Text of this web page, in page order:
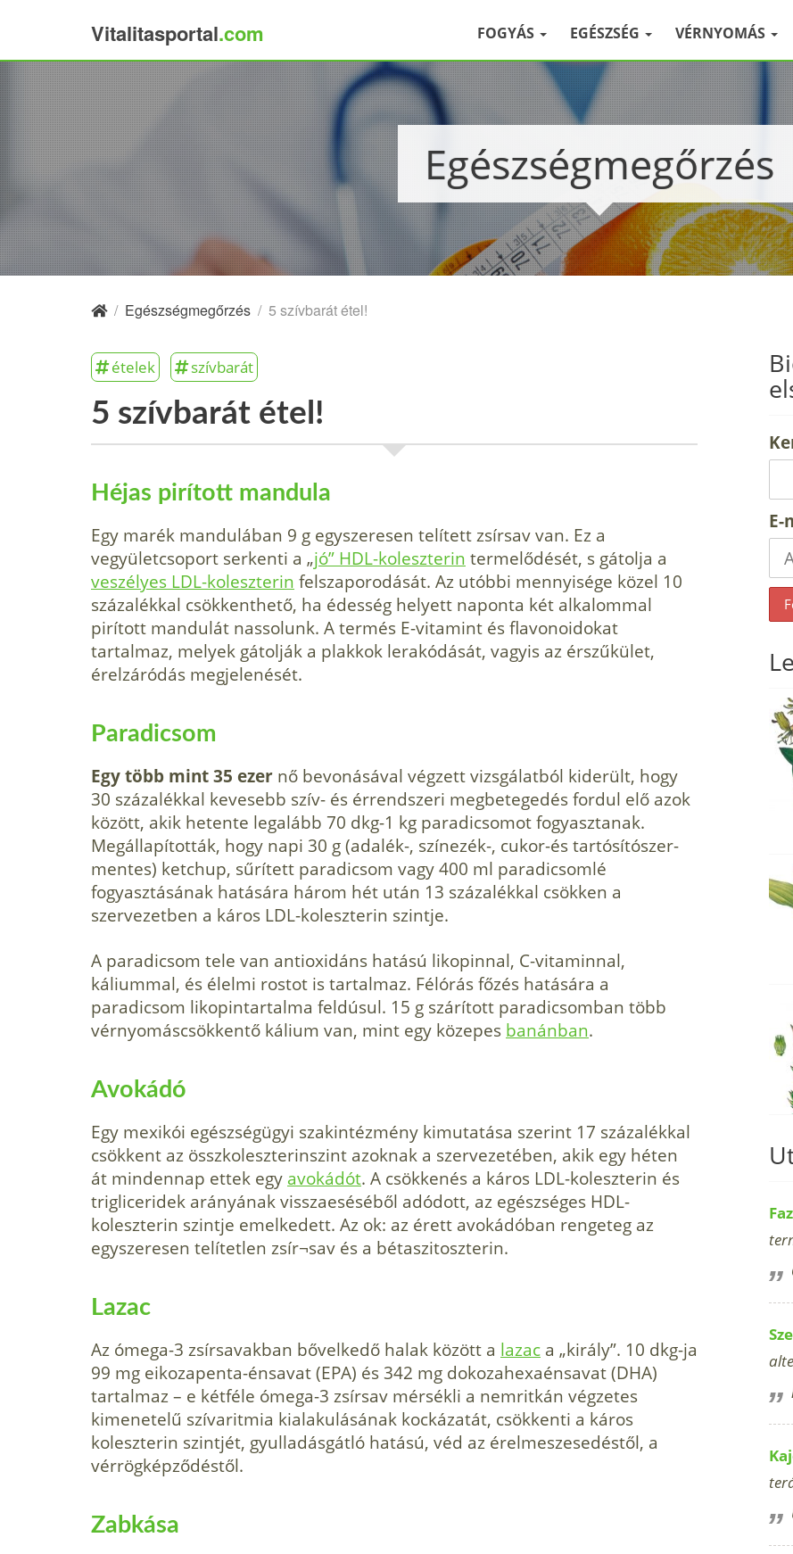
Vitalitasportal.com FOGYÁS EGÉSZSÉG VÉRNYOMÁS
Egészségmegőrzés
/ Egészségmegőrzés / 5 szívbarát étel!
ételek szívbarát
5 szívbarát étel!
Héjas pirított mandula
Egy marék mandulában 9 g egyszeresen telített zsírsav van. Ez a
vegyületcsoport serkenti a „jó” HDL-koleszterin termelődését, s gátolja a
veszélyes LDL-koleszterin felszaporodását. Az utóbbi mennyisége közel 10
százalékkal csökkenthető, ha édesség helyett naponta két alkalommal
pirított mandulát nassolunk. A termés E-vitamint és flavonoidokat
tartalmaz, melyek gátolják a plakkok lerakódását, vagyis az érszűkület,
érelzáródás megjelenését.
Paradicsom
Egy több mint 35 ezer nő bevonásával végzett vizsgálatból kiderült, hogy
30 százalékkal kevesebb szív- és érrendszeri megbetegedés fordul elő azok
között, akik hetente legalább 70 dkg-1 kg paradicsomot fogyasztanak.
Megállapították, hogy napi 30 g (adalék-, színezék-, cukor-és tartósítószer-
mentes) ketchup, sűrített paradicsom vagy 400 ml paradicsomlé
fogyasztásának hatására három hét után 13 százalékkal csökken a
szervezetben a káros LDL-koleszterin szintje.
A paradicsom tele van antioxidáns hatású likopinnal, C-vitaminnal,
káliummal, és élelmi rostot is tartalmaz. Félórás főzés hatására a
paradicsom likopintartalma feldúsul. 15 g szárított paradicsomban több
vérnyomáscsökkentő kálium van, mint egy közepes banánban.
Avokádó
Egy mexikói egészségügyi szakintézmény kimutatása szerint 17 százalékkal
csökkent az összkoleszterinszint azoknak a szervezetében, akik egy héten
át mindennap ettek egy avokádót. A csökkenés a káros LDL-koleszterin és
trigliceridek arányának visszaeséséből adódott, az egészséges HDL-
koleszterin szintje emelkedett. Az ok: az érett avokádóban rengeteg az
egyszeresen telítetlen zsír¬sav és a bétaszitoszterin.
Lazac
Az ómega-3 zsírsavakban bővelkedő halak között a lazac a „király”. 10 dkg-ja
99 mg eikozapenta-énsavat (EPA) és 342 mg dokozahexaénsavat (DHA)
tartalmaz – e kétféle ómega-3 zsírsav mérsékli a nemritkán végzetes
kimenetelű szívaritmia kialakulásának kockázatát, csökkenti a káros
koleszterin szintjét, gyulladásgátló hatású, véd az érelmeszesedéstől, a
vérrögképződéstől.
Zabkása
E-
×